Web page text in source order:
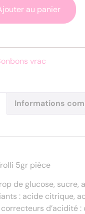
au panier
vrac
Informations
5gr pièce
de glucose, sucre,
: acide citrique,
d’acidité